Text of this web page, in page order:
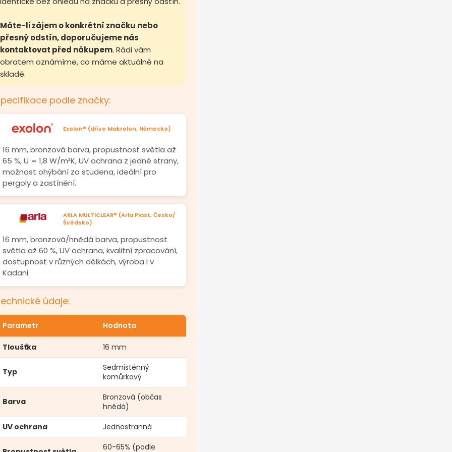
Máte-li zájem o konkrétní značku nebo
přesný odstín, doporučujeme nás
kontaktovat před nákupem. Rádi vám
obratem oznámíme, co máme aktuálně na
skladě.
podle značky:
Exolon® (dříve Makrolon, Německo)
16 mm, bronzová barva, propustnost světla až
65 %, U = 1,8 W/m²K, UV ochrana z jedné strany,
možnost ohýbání za studena, ideální pro
pergoly a zastínění.
ARLA MULTICLEAR® (Arla Plast, Česko/
Švédsko)
16 mm, bronzová/hnědá barva, propustnost
světla až 60 %, UV ochrana, kvalitní zpracování,
dostupnost v různých délkách, výroba i v
Kadani.
údaje:
Parametr Hodnota
Tloušťka 16 mm
Typ
Sedmistěnný
komůrkový
Barva
Bronzová (občas
hnědá)
UV ochrana
Jednostranná
60-65% (podle